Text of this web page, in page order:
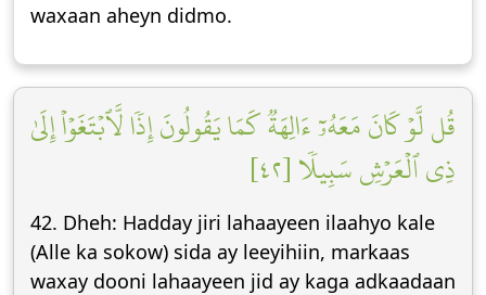
waxaan aheyn didmo.
قُل لَّوۡ كَانَ مَعَهُۥٓ ءَالِهَةٞ كَمَا يَقُولُونَ إِذٗا لَّٱبۡتَغَوۡاْ إِلَىٰ
ذِي ٱلۡعَرۡشِ سَبِيلٗا [٤٢]
42. Dheh: Hadday jiri lahaayeen ilaahyo kale
(Alle ka sokow) sida ay leeyihiin, markaas
waxay dooni lahaayeen jid ay kaga adkaadaan